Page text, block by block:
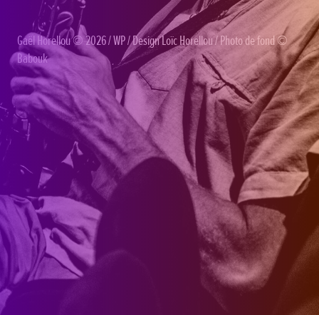
Gaël Horellou© 2026 /WP/ DesignLoïc Horellou/ Photo de fond ©
Babouk